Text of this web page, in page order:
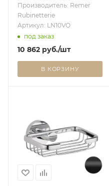
LN10VO
Производитель: Remer
Rubinetterie
Артикул: LN10VO
под заказ
10 862 руб./шт
В КОРЗИНУ